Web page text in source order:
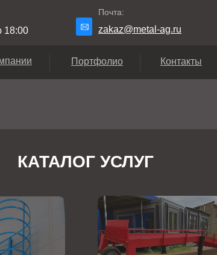
Почта:
zakaz@metal-ag.ru
18:00
Контакты
Портфолио
КАТАЛОГ УСЛУГ